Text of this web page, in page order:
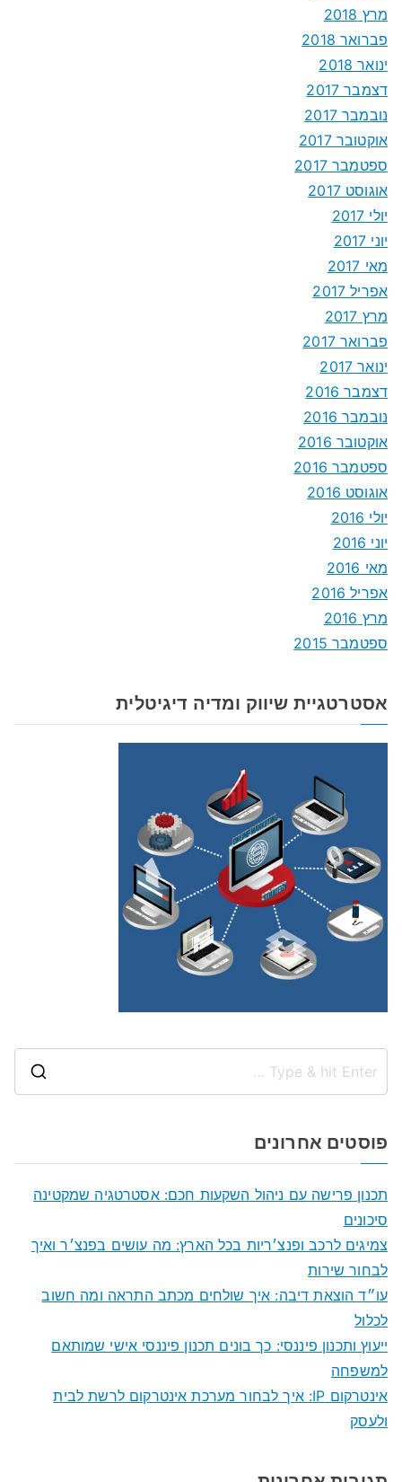
מרץ 2018
פברואר 2018
ינואר 2018
דצמבר 2017
נובמבר 2017
אוקטובר 2017
ספטמבר 2017
אוגוסט 2017
יולי 2017
יוני 2017
מאי 2017
אפריל 2017
מרץ 2017
פברואר 2017
ינואר 2017
דצמבר 2016
נובמבר 2016
אוקטובר 2016
ספטמבר 2016
אוגוסט 2016
יולי 2016
יוני 2016
מאי 2016
אפריל 2016
מרץ 2016
ספטמבר 2015
אסטרטגיית שיווק ומדיה דיגיטלית
פוסטים אחרונים
תכנון פרישה עם ניהול השקעות חכם: אסטרטגיה שמקטינה
סיכונים
צמיגים לרכב ופנצ׳ריות בכל הארץ: מה עושים בפנצ׳ר ואיך
לבחור שירות
עו״ד הוצאת דיבה: איך שולחים מכתב התראה ומה חשוב
לכלול
ייעוץ ותכנון פיננסי: כך בונים תכנון פיננסי אישי שמותאם
למשפחה
אינטרקום IP: איך לבחור מערכת אינטרקום לרשת לבית
ולעסק